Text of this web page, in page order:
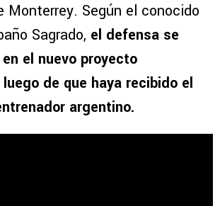
Monterrey. Según el conocido
Sagrado, el defensa se
el nuevo proyecto
de que haya recibido el
argentino.